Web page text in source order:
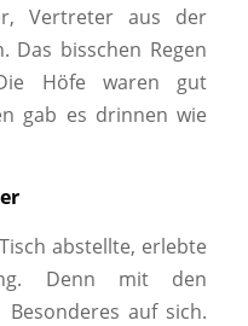
Vertreter aus der
Das bisschen Regen
Höfe waren gut
gab es drinnen wie
abstellte, erlebte
Denn mit den
auf sich.